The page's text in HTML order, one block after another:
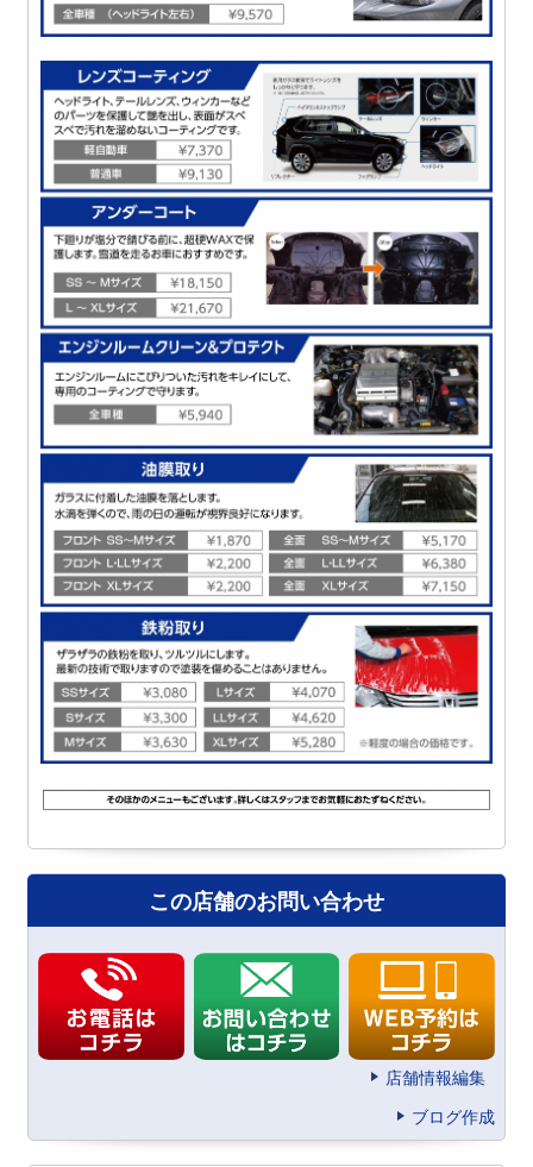
この店舗のお問い合わせ
店舗情報編集
ブログ作成